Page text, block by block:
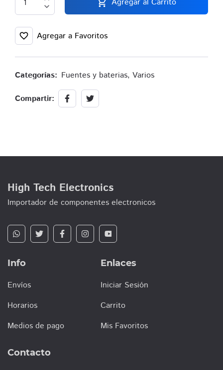
expand_more shopping_cart
favorite_border Agregar a Favoritos
Categorías: Fuentes y baterias, Varios
Compartir:
High Tech Electronics
Importador de componentes electronicos
Info
Envíos
Horarios
Medios de pago
Enlaces
Iniciar Sesión
Carrito
Mis Favoritos
Contacto